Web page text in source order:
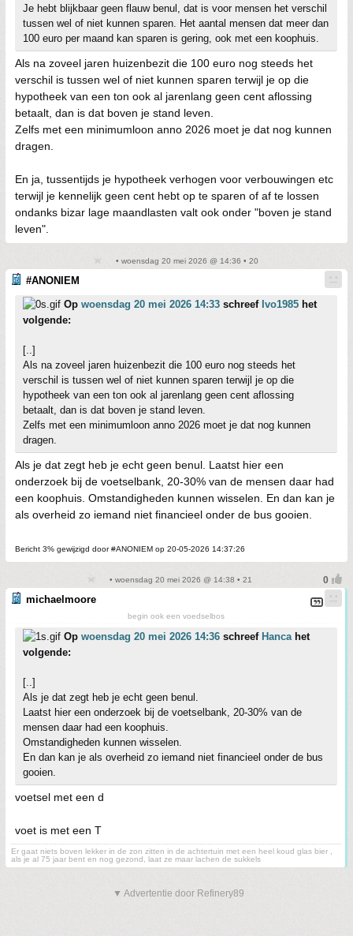
Je hebt blijkbaar geen flauw benul, dat is voor mensen het verschil
tussen wel of niet kunnen sparen. Het aantal mensen dat meer dan
100 euro per maand kan sparen is gering, ook met een koophuis.
Als na zoveel jaren huizenbezit die 100 euro nog steeds het
verschil is tussen wel of niet kunnen sparen terwijl je op die
hypotheek van een ton ook al jarenlang geen cent aflossing
betaalt, dan is dat boven je stand leven.
Zelfs met een minimumloon anno 2026 moet je dat nog kunnen
dragen.
En ja, tussentijds je hypotheek verhogen voor verbouwingen etc
terwijl je kennelijk geen cent hebt op te sparen of af te lossen
ondanks bizar lage maandlasten valt ook onder "boven je stand
leven".
• woensdag 20 mei 2026 @ 14:36 • 20
#ANONIEM
Op woensdag 20 mei 2026 14:33 schreef Ivo1985 het
volgende:
[..]
Als na zoveel jaren huizenbezit die 100 euro nog steeds het
verschil is tussen wel of niet kunnen sparen terwijl je op die
hypotheek van een ton ook al jarenlang geen cent aflossing
betaalt, dan is dat boven je stand leven.
Zelfs met een minimumloon anno 2026 moet je dat nog kunnen
dragen.
Als je dat zegt heb je echt geen benul. Laatst hier een
onderzoek bij de voetselbank, 20-30% van de mensen daar had
een koophuis. Omstandigheden kunnen wisselen. En dan kan je
als overheid zo iemand niet financieel onder de bus gooien.
Bericht 3% gewijzigd door #ANONIEM op 20-05-2026 14:37:26
• woensdag 20 mei 2026 @ 14:38 • 21
michaelmoore
begin ook een voedselbos
Op woensdag 20 mei 2026 14:36 schreef Hanca het
volgende:
[..]
Als je dat zegt heb je echt geen benul.
Laatst hier een onderzoek bij de voetselbank, 20-30% van de
mensen daar had een koophuis.
Omstandigheden kunnen wisselen.
En dan kan je als overheid zo iemand niet financieel onder de bus
gooien.
voetsel met een d
voet is met een T
Er gaat niets boven lekker in de zon zitten in de achtertuin met een heel koud glas bier ,
als je al 75 jaar bent en nog gezond, laat ze maar lachen de sukkels
▼ Advertentie door Refinery89